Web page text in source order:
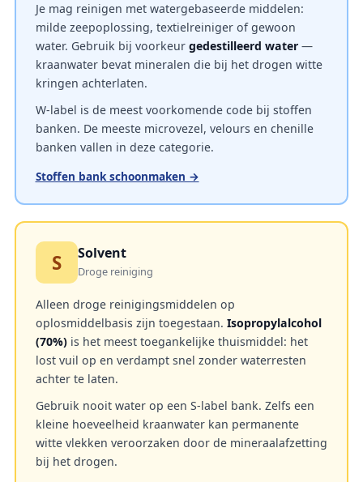
Je mag reinigen met watergebaseerde middelen:
milde zeepoplossing, textielreiniger of gewoon
water. Gebruik bij voorkeur gedestilleerd water—
kraanwater bevat mineralen die bij het drogen witte
kringen achterlaten.
W-label is de meest voorkomende code bij stoffen
banken. De meeste microvezel, velours en chenille
banken vallen in deze categorie.
Stoffen bank schoonmaken →
S Solvent
Droge reiniging
Alleen droge reinigingsmiddelen op
oplosmiddelbasis zijn toegestaan. Isopropylalcohol
(70%)is het meest toegankelijke thuismiddel: het
lost vuil op en verdampt snel zonder waterresten
achter te laten.
Gebruik nooit water op een S-label bank. Zelfs een
kleine hoeveelheid kraanwater kan permanente
witte vlekken veroorzaken door de mineraalafzetting
bij het drogen.